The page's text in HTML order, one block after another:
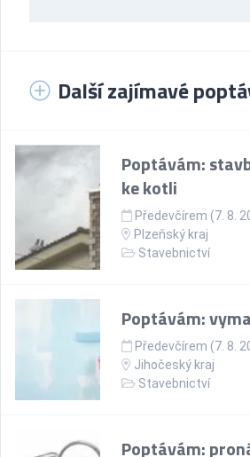
Další zajímavé
Poptávám:
ke kotli
Předevčírem (7. 8.
Plzeňský kraj
Stavebnictví
Poptávám:
Předevčírem (7. 8.
Jihočeský kraj
Stavebnictví
Poptávám: